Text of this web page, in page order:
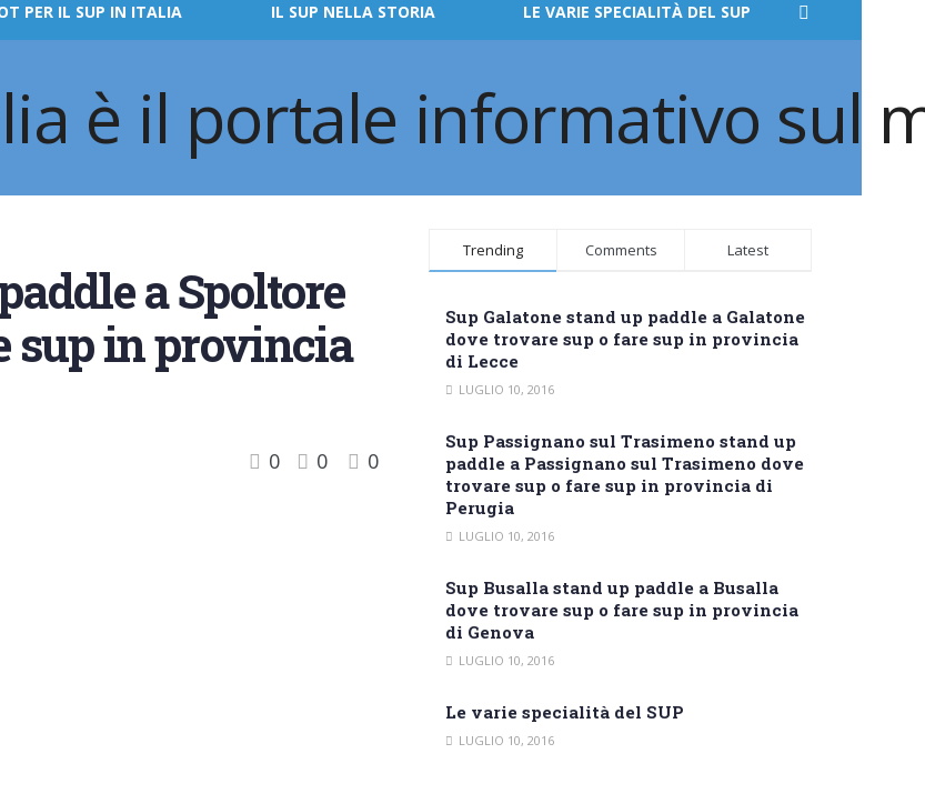
PER IL SUP IN ITALIA IL SUP NELLA STORIA LE VARIE SPECIALITÀ DEL SUP
a Spoltore
sup in provincia
0 0 0
Trending Comments Latest
Sup Galatone stand up paddle a Galatone
dove trovare sup o fare sup in provincia
di Lecce
LUGLIO 10, 2016
Sup Passignano sul Trasimeno stand up
paddle a Passignano sul Trasimeno dove
trovare sup o fare sup in provincia di
Perugia
LUGLIO 10, 2016
Sup Busalla stand up paddle a Busalla
dove trovare sup o fare sup in provincia
di Genova
LUGLIO 10, 2016
Le varie specialità del SUP
LUGLIO 10, 2016